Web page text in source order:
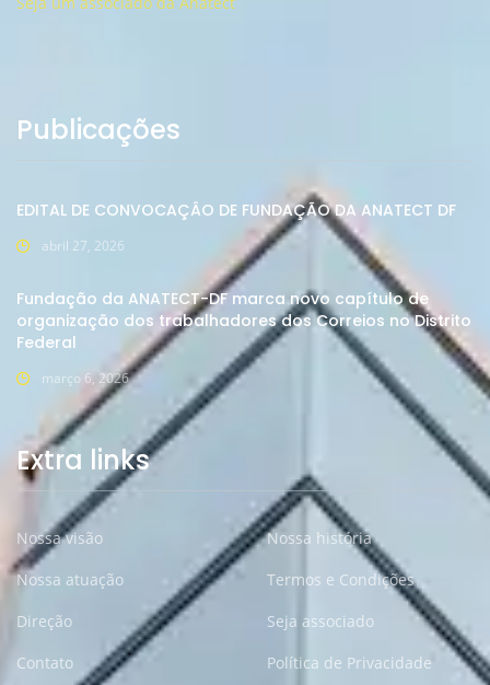
Publicações
EDITAL DE CONVOCAÇÂO DE FUNDAÇÃO DA ANATECT DF
abril 27, 2026
Fundação da ANATECT-DF marca novo capítulo de
organização dos trabalhadores dos Correios no Distrito
Federal
março 6, 2026
Extra links
Nossa visão
Nossa história
Nossa atuação
Termos e Condições
Direção
Seja associado
Contato
Política de Privacidade